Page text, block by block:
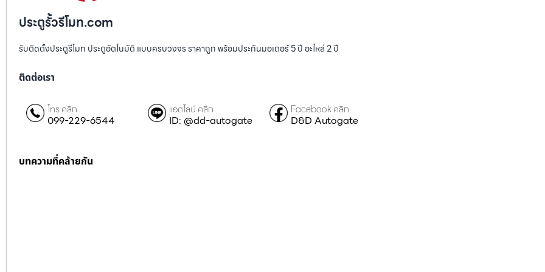
ประตูรั้วรีโมท.com
รับติดตั้งประตูรีโมท ประตูอัตโนมัติ แบบครบวงจร ราคาถูก พร้อมประกันมอเตอร์ 5 ปี อะไหล่ 2 ปี
ติดต่อเรา
โทร คลิก
099-229-6544
แอดไลน์ คลิก
ID: @dd-autogate
Facebook คลิก
D&D Autogate
บทความที่คล้ายกัน